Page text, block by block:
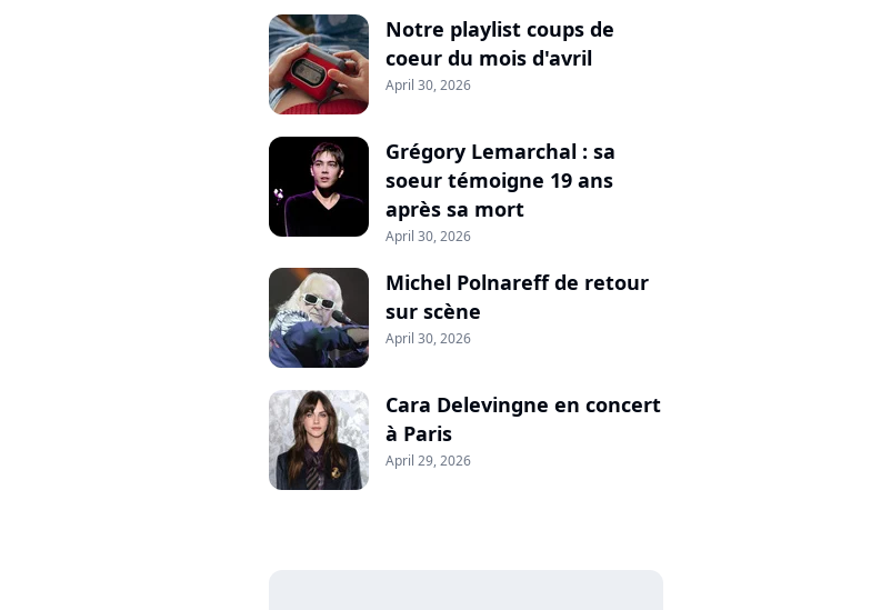
Notre playlist coups de
coeur du mois d'avril
April 30, 2026
Grégory Lemarchal : sa
soeur témoigne 19 ans
après sa mort
April 30, 2026
Michel Polnareff de retour
sur scène
April 30, 2026
Cara Delevingne en concert
à Paris
April 29, 2026